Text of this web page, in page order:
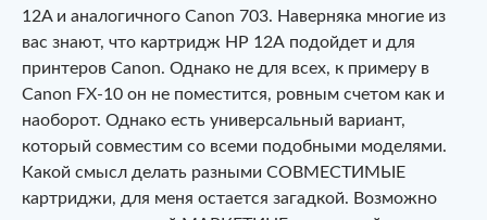
12A и аналогичного Canon 703. Наверняка многие из
вас знают, что картридж HP 12А подойдет и для
принтеров Canon. Однако не для всех, к примеру в
Canon FX-10 он не поместится, ровным счетом как и
наоборот. Однако есть универсальный вариант,
который совместим со всеми подобными моделями.
Какой смысл делать разными СОВМЕСТИМЫЕ
картриджи, для меня остается загадкой. Возможно